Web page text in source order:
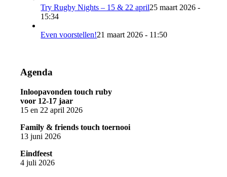
Try Rugby Nights – 15 & 22 april25 maart 2026 -
15:34
Even voorstellen!21 maart 2026 - 11:50
Agenda
Inloopavonden touch ruby
voor 12-17 jaar
15 en 22 april 2026
Family & friends touch toernooi
13 juni 2026
Eindfeest
4 juli 2026